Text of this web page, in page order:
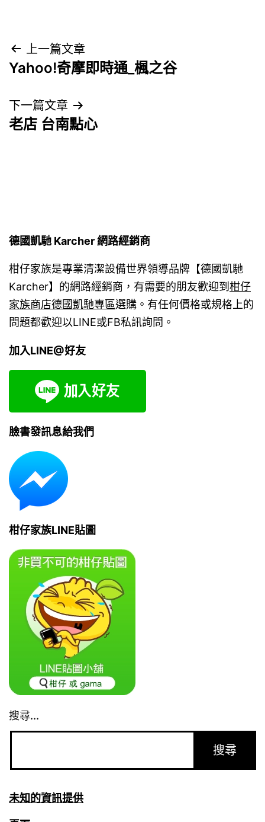
文
章
導
覽
上一篇文章
Yahoo!奇摩即時通_楓之谷
下一篇文章
老店 台南點心
德國凱馳 Karcher 網路經銷商
柑仔家族是專業清潔設備世界領導品牌【德國凱馳
Karcher】的網路經銷商，有需要的朋友歡迎到 柑仔
家族商店德國凱馳專區選購。有任何價格或規格上的
問題都歡迎以LINE或FB私訊詢問。
加入LINE@好友
臉書發訊息給我們
柑仔家族LINE貼圖
搜尋...
未知的資訊提供